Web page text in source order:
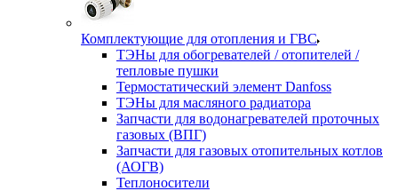
Комплектующие для отопления и ГВС
ТЭНы для обогревателей / отопителей /
тепловые пушки
Термостатический элемент Danfoss
ТЭНы для масляного радиатора
Запчасти для водонагревателей проточных
газовых (ВПГ)
Запчасти для газовых отопительных котлов
(АОГВ)
Теплоносители